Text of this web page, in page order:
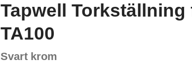
Tapwell
TA100
Svart krom